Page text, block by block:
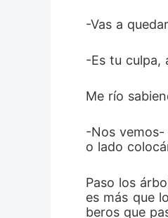
-Vas a
-Es tu culpa,
Me río
-Nos
o lado
Paso los
es más que
beros que